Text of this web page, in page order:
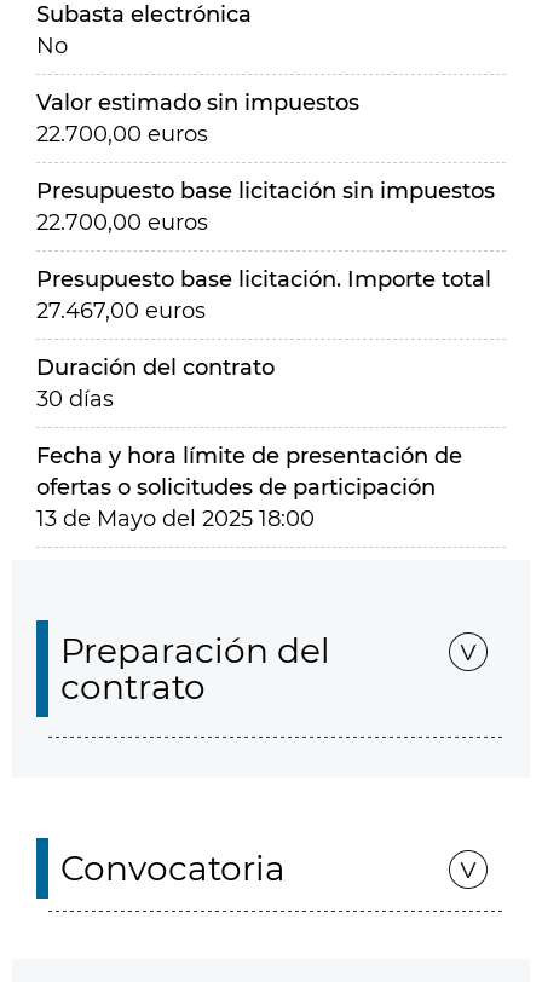
Subasta electrónica
No
Valor estimado sin impuestos
22.700,00 euros
Presupuesto base licitación sin impuestos
22.700,00 euros
Presupuesto base licitación. Importe total
27.467,00 euros
Duración del contrato
30 días
Fecha y hora límite de presentación de
ofertas o solicitudes de participación
13 de Mayo del 2025 18:00
Preparación del
contrato
Convocatoria